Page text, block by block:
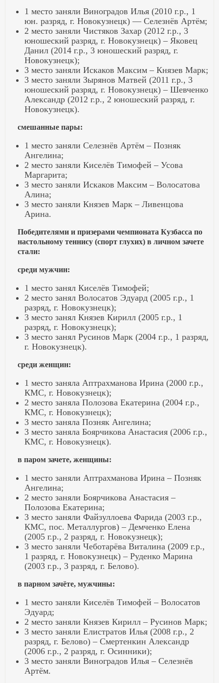
1 место заняли Виноградов Илья (2010 г.р., 1
юн. разряд, г. Новокузнецк) — Селезнёв Артём;
2 место заняли Чистяков Захар (2012 г.р., 3
юношеский разряд, г. Новокузнецк) – Яковец
Данил (2014 г.р., 3 юношеский разряд, г.
Новокузнецк);
3 место заняли Искаков Максим – Князев Марк;
3 место заняли Зырянов Матвей (2011 г.р., 3
юношеский разряд, г. Новокузнецк) – Шевченко
Александр (2012 г.р., 2 юношеский разряд, г.
Новокузнецк).
смешанные пары:
1 место заняли Селезнёв Артём – Позняк
Ангелина;
2 место заняли Киселёв Тимофей – Усова
Маргарита;
3 место заняли Искаков Максим – Волосатова
Алина;
3 место заняли Князев Марк – Ливенцова
Арина.
Победителями и призерами чемпионата Кузбасса по
настольному теннису (спорт глухих) в личном зачете
стали:
среди мужчин:
1 место занял Киселёв Тимофей;
2 место занял Волосатов Эдуард (2005 г.р., 1
разряд, г. Новокузнецк);
3 место занял Князев Кирилл (2005 г.р., 1
разряд, г. Новокузнецк);
3 место занял Русинов Марк (2004 г.р., 1 разряд,
г. Новокузнецк).
среди женщин:
1 место заняла Аптрахманова Ирина (2000 г.р.,
КМС, г. Новокузнецк);
2 место заняла Полозова Екатерина (2004 г.р.,
КМС, г. Новокузнецк);
3 место заняла Позняк Ангелина;
3 место заняла Боярчикова Анастасия (2006 г.р.,
КМС, г. Новокузнецк).
в паром зачете, женщины:
1 место заняли Аптрахманова Ирина – Позняк
Ангелина;
2 место заняли Боярчикова Анастасия –
Полозова Екатерина;
3 место заняли Файзуллоева Фарида (2003 г.р.,
КМС, пос. Металлургов) – Демченко Елена
(2005 г.р., 2 разряд, г. Новокузнецк);
3 место заняли Чеботарёва Виталина (2009 г.р.,
1 разряд, г. Новокузнецк) – Руденко Марина
(2003 г.р., 3 разряд, г. Белово).
в парном зачёте, мужчины:
1 место заняли Киселёв Тимофей – Волосатов
Эдуард;
2 место заняли Князев Кирилл – Русинов Марк;
3 место заняли Елистратов Илья (2008 г.р., 2
разряд, г. Белово) – Смертенкин Александр
(2006 г.р., 2 разряд, г. Осинники);
3 место заняли Виноградов Илья – Селезнёв
Артём.